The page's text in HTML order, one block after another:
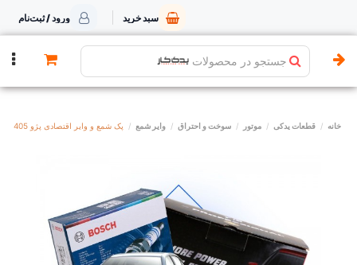
سبد خرید ورود / ثبت‌نام
جستجو در محصولات
خانه قطعات یدکی موتور سوخت و احتراق وایر شمع پک شمع و وایر اقتصادی پژو 405